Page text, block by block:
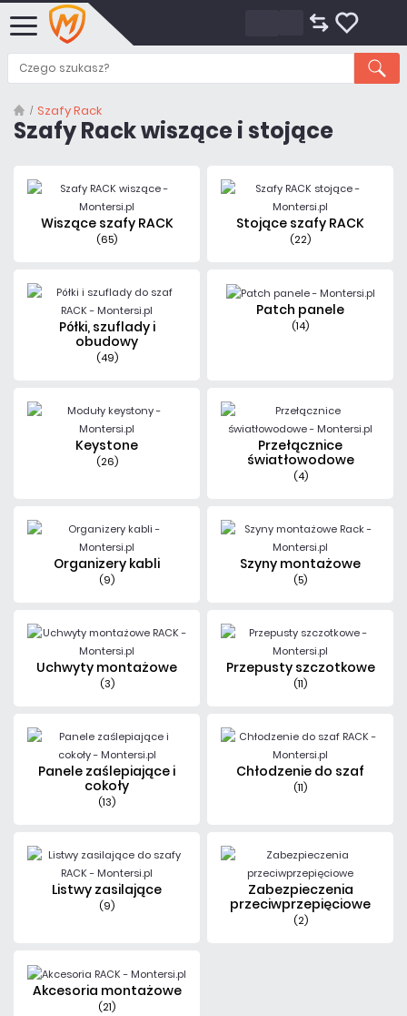
Szafy Rack
Szafy Rack wiszące i stojące
Wiszące szafy RACK
(65)
Stojące szafy RACK
(22)
Półki, szuflady i
obudowy
(49)
Patch panele
(14)
Keystone
(26)
Przełącznice
światłowodowe
(4)
Organizery kabli
(9)
Szyny montażowe
(5)
Uchwyty montażowe
(3)
Przepusty szczotkowe
(11)
Panele zaślepiające i
cokoły
(13)
Chłodzenie do szaf
(11)
Listwy zasilające
(9)
Zabezpieczenia
przeciwprzepięciowe
(2)
Akcesoria montażowe
(21)